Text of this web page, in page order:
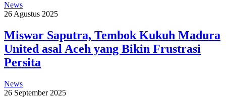
News
26 Agustus 2025
Miswar Saputra, Tembok Kukuh Madura
United asal Aceh yang Bikin Frustrasi
Persita
News
26 September 2025